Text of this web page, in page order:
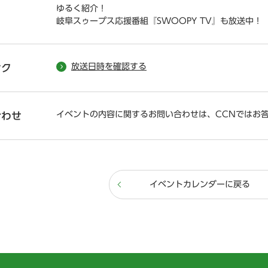
ゆるく紹介！
岐阜スゥープス応援番組『SWOOPY TV』も放送中！
放送日時を確認する
せ イベントの内容に関するお問い合わせは、CCNではお
イベントカレンダーに戻る